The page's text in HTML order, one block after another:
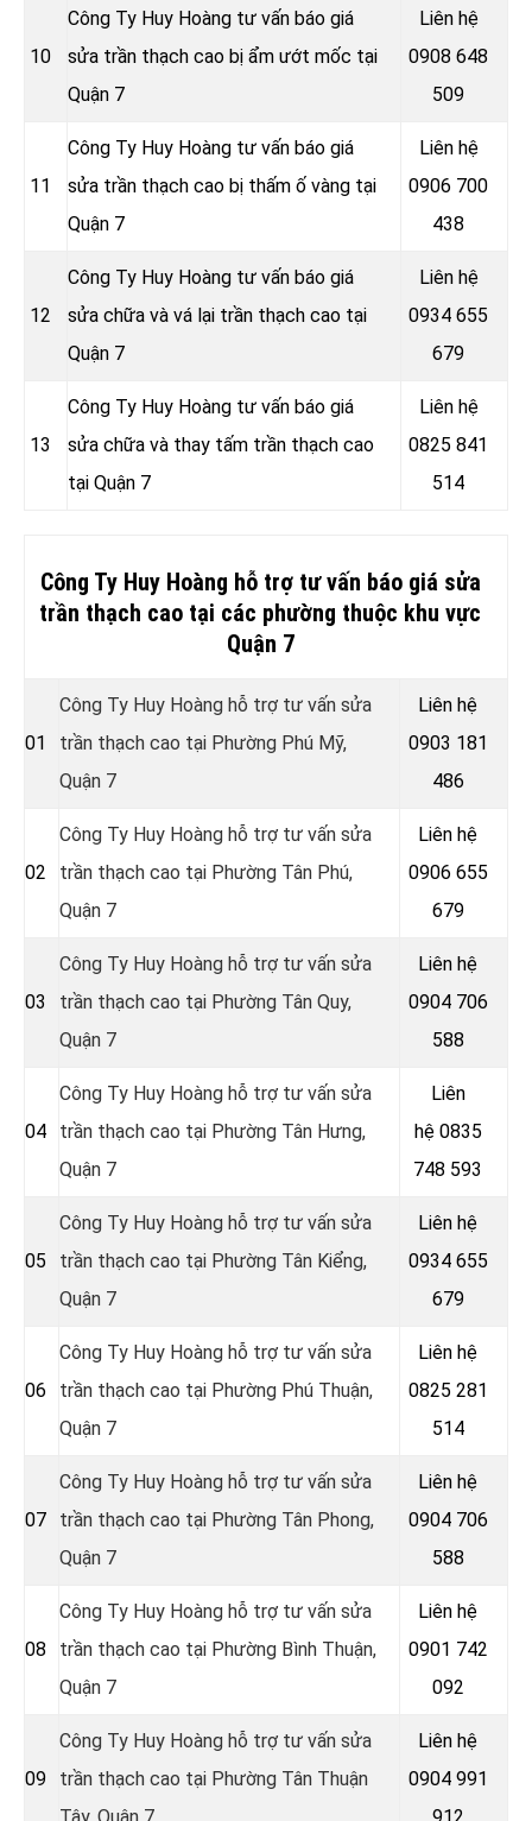
10
Công Ty Huy Hoàng tư vấn báo giá
sửa trần thạch cao bị ẩm ướt mốc tại
Quận 7
Liên hệ
0908 648
509
11
Công Ty Huy Hoàng tư vấn báo giá
sửa trần thạch cao bị thấm ố vàng tại
Quận 7
Liên hệ
0906 700
438
12
Công Ty Huy Hoàng tư vấn báo giá
sửa chữa và vá lại trần thạch cao tại
Quận 7
Liên hệ
0934 655
679
13
Công Ty Huy Hoàng tư vấn báo giá
sửa chữa và thay tấm trần thạch cao
tại Quận 7
Liên hệ
0825 841
514
Công Ty Huy Hoàng hỗ trợ tư vấn báo giá sửa
trần thạch cao tại các phường thuộc khu vực
Quận 7
01
Công Ty Huy Hoàng hỗ trợ tư vấn sửa
trần thạch cao tại Phường Phú Mỹ,
Quận 7
Liên hệ
0903 181
486
02
Công Ty Huy Hoàng hỗ trợ tư vấn sửa
trần thạch cao tại Phường Tân Phú,
Quận 7
Liên hệ
0906 655
679
03
Công Ty Huy Hoàng hỗ trợ tư vấn sửa
trần thạch cao tại Phường Tân Quy,
Quận 7
Liên hệ
0904 706
588
04
Công Ty Huy Hoàng hỗ trợ tư vấn sửa
trần thạch cao tại Phường Tân Hưng,
Quận 7
Liên
hệ0835
748 593
05
Công Ty Huy Hoàng hỗ trợ tư vấn sửa
trần thạch cao tại Phường Tân Kiểng,
Quận 7
Liên hệ
0934 655
679
06
Công Ty Huy Hoàng hỗ trợ tư vấn sửa
trần thạch cao tại Phường Phú Thuận,
Quận 7
Liên hệ
0825 281
514
07
Công Ty Huy Hoàng hỗ trợ tư vấn sửa
trần thạch cao tại Phường Tân Phong,
Quận 7
Liên hệ
0904 706
588
08
Công Ty Huy Hoàng hỗ trợ tư vấn sửa
trần thạch cao tại Phường Bình Thuận,
Quận 7
Liên hệ
0901 742
092
09
Công Ty Huy Hoàng hỗ trợ tư vấn sửa
trần thạch cao tại Phường Tân Thuận
Tây, Quận 7
Liên hệ
0904 991
912